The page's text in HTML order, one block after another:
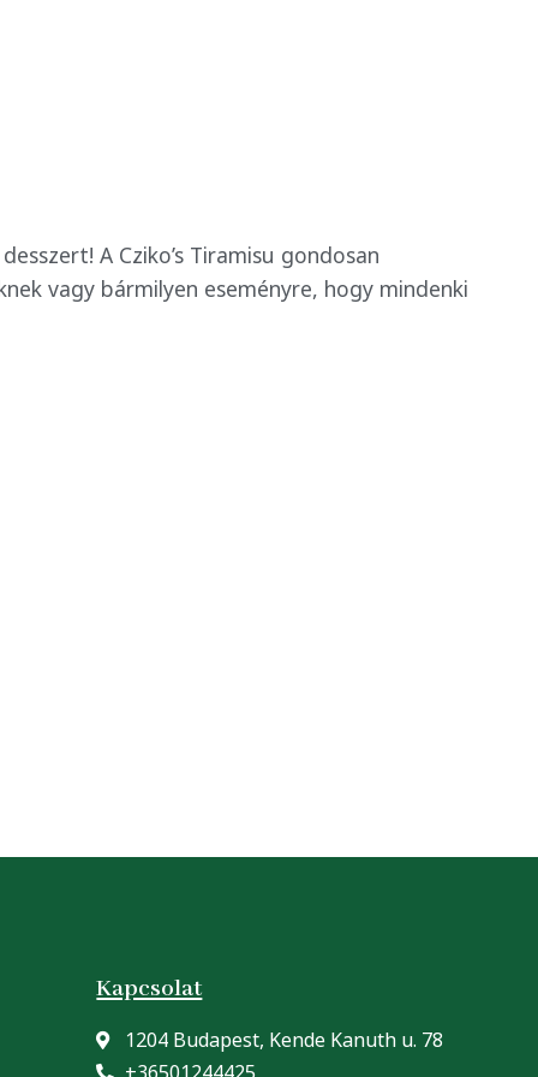
A Cziko’s Tiramisu gondosan
vagy bármilyen eseményre, hogy mindenki
Kapcsolat
1204 Budapest, Kende Kanuth u. 78